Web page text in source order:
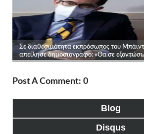
Post A Comment: 0
Blog
Disqus